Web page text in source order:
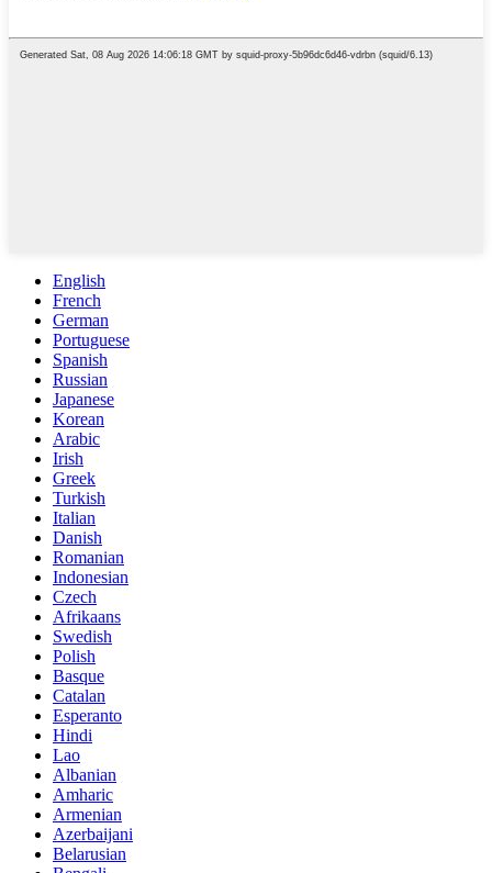
English
French
German
Portuguese
Spanish
Russian
Japanese
Korean
Arabic
Irish
Greek
Turkish
Italian
Danish
Romanian
Indonesian
Czech
Afrikaans
Swedish
Polish
Basque
Catalan
Esperanto
Hindi
Lao
Albanian
Amharic
Armenian
Azerbaijani
Belarusian